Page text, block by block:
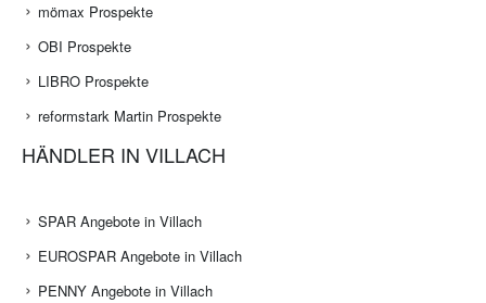
mömax Prospekte
OBI Prospekte
LIBRO Prospekte
reformstark Martin Prospekte
HÄNDLER IN VILLACH
SPAR Angebote in Villach
EUROSPAR Angebote in Villach
PENNY Angebote in Villach